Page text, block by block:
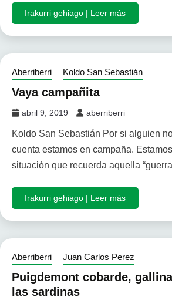
Irakurri gehiago | Leer más
Aberriberri Koldo San Sebastián
Vaya campañita
abril 9, 2019 aberriberri
Koldo San Sebastián Por si alguien
cuenta estamos en campaña.
situación que recuerda aquella
Irakurri gehiago | Leer más
Aberriberri Juan Carlos Perez
Puigdemont cobarde,
las sardinas